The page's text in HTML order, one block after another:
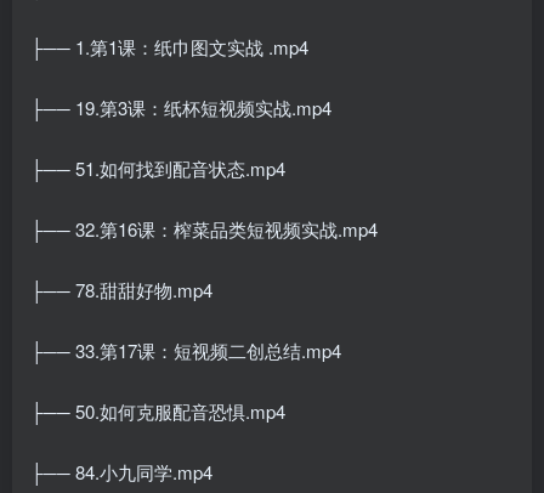
├── 1.第1课：纸巾图文实战 .mp4
├── 19.第3课：纸杯短视频实战.mp4
├── 51.如何找到配音状态.mp4
├── 32.第16课：榨菜品类短视频实战.mp4
├── 78.甜甜好物.mp4
├── 33.第17课：短视频二创总结.mp4
├── 50.如何克服配音恐惧.mp4
├── 84.小九同学.mp4